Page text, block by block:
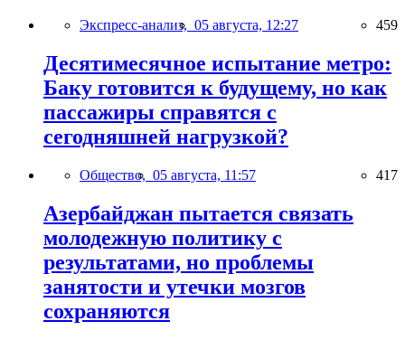
Экспресс-анализ, 05 августа, 12:27 459
Десятимесячное испытание метро:
Баку готовится к будущему, но как
пассажиры справятся с
сегодняшней нагрузкой?
Общество, 05 августа, 11:57 417
Азербайджан пытается связать
молодежную политику с
результатами, но проблемы
занятости и утечки мозгов
сохраняются